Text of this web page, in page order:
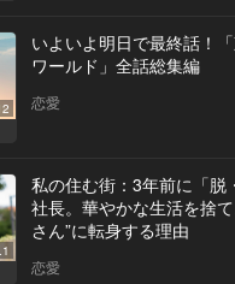
いよいよ明日で最終話！
ワールド」全話総集編
恋愛
私の住む街：3年前に「脱
社長。華やかな生活を捨
さん”に転身する理由
恋愛